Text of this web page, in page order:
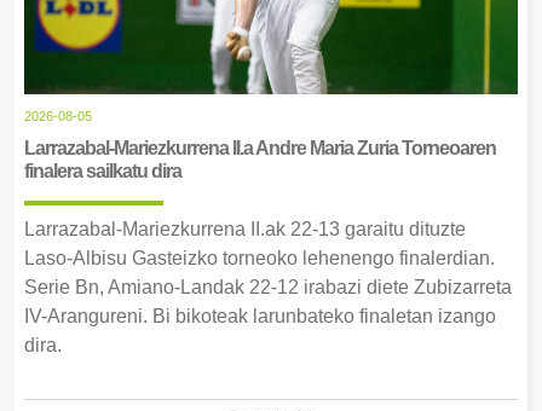
2026-08-05
Larrazabal-Mariezkurrena II.a Andre Maria Zuria Torneoaren
finalera sailkatu dira
Larrazabal-Mariezkurrena II.ak 22-13 garaitu dituzte
Laso-Albisu Gasteizko torneoko lehenengo finalerdian.
Serie Bn, Amiano-Landak 22-12 irabazi diete Zubizarreta
IV-Arangureni. Bi bikoteak larunbateko finaletan izango
dira.